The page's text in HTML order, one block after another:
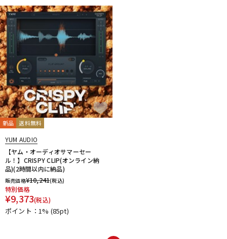
新品 送料無料
YUM AUDIO
【ヤム・オーディオサマーセー
ル！】CRISPY CLIP(オンライン納
品)(2時間以内に納品)
販売価格¥10,241(税込)
特別価格
¥9,373(税込)
ポイント：1% (85pt)